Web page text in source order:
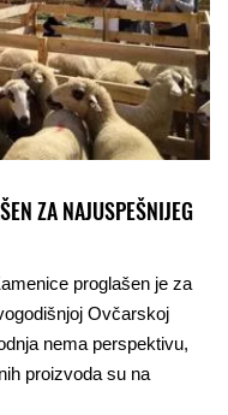
ZA NAJUSPEŠNIJEG
proglašen je za
Ovčarskoj
nema perspektivu,
proizvoda su na